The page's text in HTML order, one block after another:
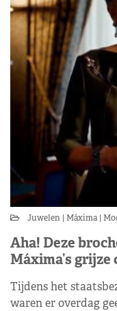
Juwelen Máxima
Aha! Deze
Máxima’s grijze
Tijdens het
waren er overdag